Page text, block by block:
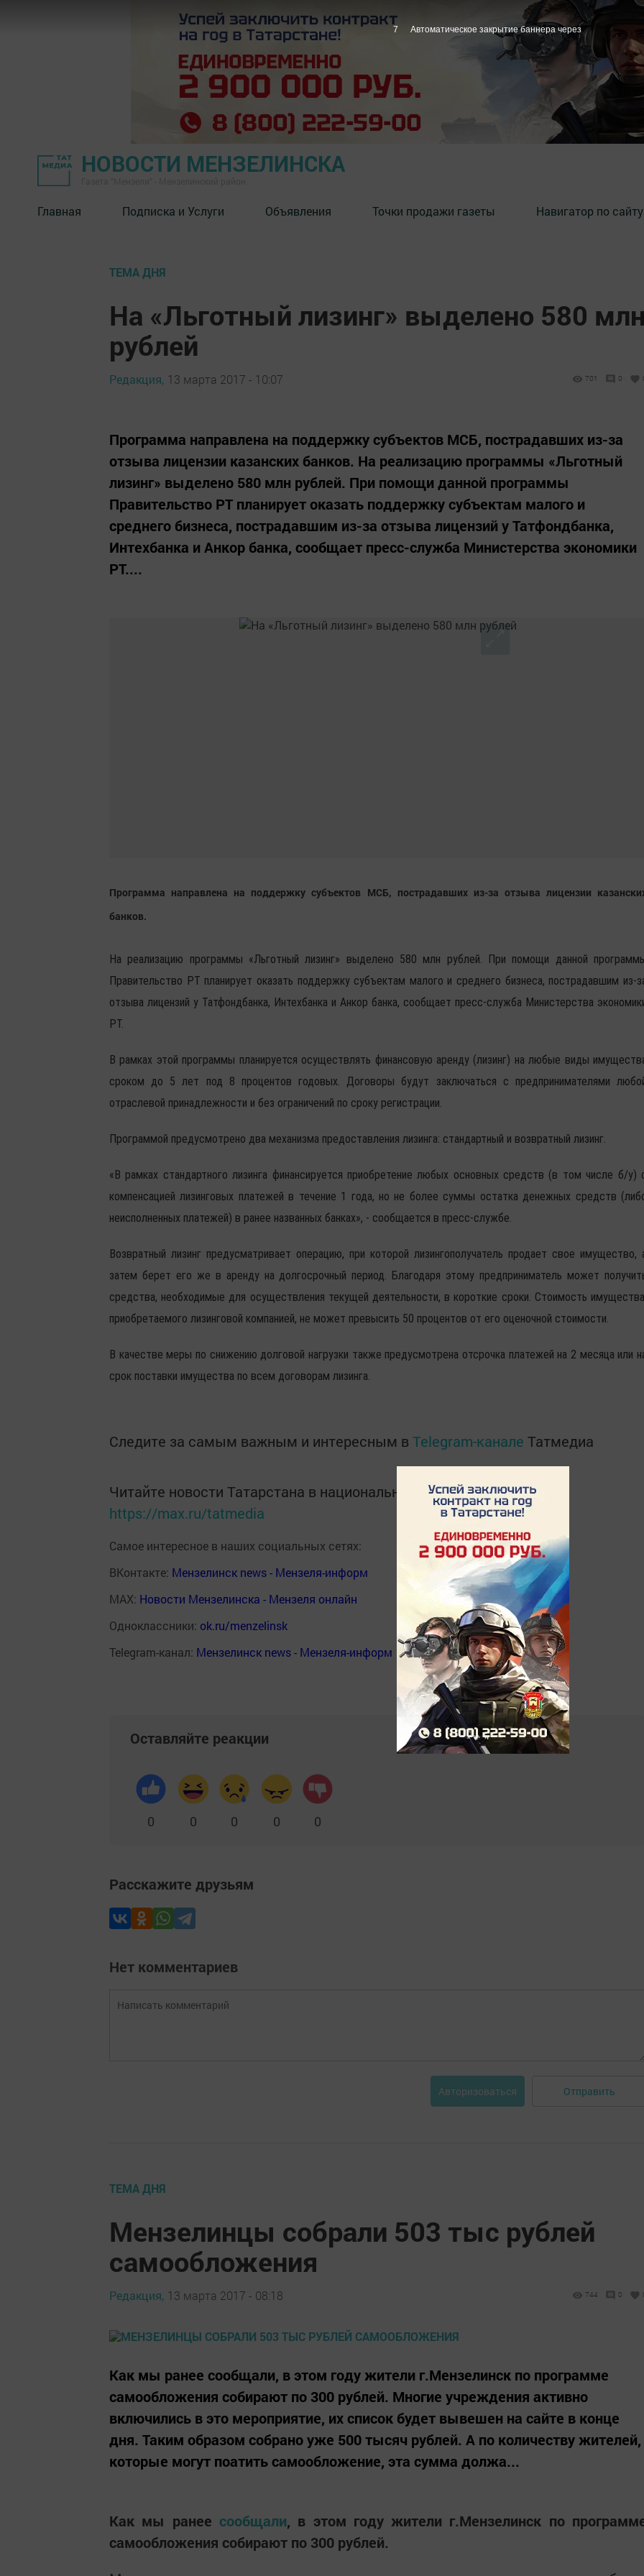
НОВОСТИ МЕНЗЕЛИНСКА
Главная Подписка и Услуги Объявления Точки продажи газеты Навигатор по сайту
ТЕМА ДНЯ
На «Льготный лизинг» выделено 580
рублей
Редакция, 13 марта 2017 - 10:07 701 0
Программа направлена на поддержку субъектов МСБ, пострадавших из-за
отзыва лицензии казанских банков. На реализацию программы «Льготный
лизинг» выделено 580 млн рублей. При помощи данной программы
Правительство РТ планирует оказать поддержку субъектам малого и
среднего бизнеса, пострадавшим из-за отзыва лицензий у Татфондбанка,
Интехбанка и Анкор банка, сообщает пресс-служба Министерства экономики
РТ....
Программа направлена на поддержку субъектов МСБ, пострадавших из-за отзыва лицензии
банков.
На реализацию программы «Льготный лизинг» выделено 580 млн рублей. При помощи данной
Правительство РТ планирует оказать поддержку субъектам малого и среднего бизнеса, пострадавшим из-
отзыва лицензий у Татфондбанка, Интехбанка и Анкор банка, сообщает пресс-служба Министерства
РТ.
В рамках этой программы планируется осуществлять финансовую аренду (лизинг) на любые виды
сроком до 5 лет под 8 процентов годовых. Договоры будут заключаться с предпринимателями
отраслевой принадлежности и без ограничений по сроку регистрации.
Программой предусмотрено два механизма предоставления лизинга: стандартный и возвратный лизинг.
«В рамках стандартного лизинга финансируется приобретение любых основных средств (в том числе б/у)
компенсацией лизинговых платежей в течение 1 года, но не более суммы остатка денежных средств
неисполненных платежей) в ранее названных банках», - сообщается в пресс-службе.
Возвратный лизинг предусматривает операцию, при которой лизингополучатель продает свое имущество,
затем берет его же в аренду на долгосрочный период. Благодаря этому предприниматель может
средства, необходимые для осуществления текущей деятельности, в короткие сроки. Стоимость
приобретаемого лизинговой компанией, не может превысить 50 процентов от его оценочной стоимости.
В качестве меры по снижению долговой нагрузки также предусмотрена отсрочка платежей на 2 месяца или
срок поставки имущества по всем договорам лизинга.
Следите за самым важным и интересным в Telegram-канале Татмедиа
Читайте новости Татарстана в национальном мессенджере MАХ:
https://max.ru/tatmedia
Самое интересное в наших социальных сетях:
ВКонтакте: Мензелинск news - Мензеля-информ
MAX: Новости Мензелинска - Мензеля онлайн
Одноклассники: ok.ru/menzelinsk
Telegram-канал: Мензелинск news - Мензеля-информ
Оставляйте реакции
0 0 0 0 0
Расскажите друзьям
Нет комментариев
Авторизоваться Отправить
ТЕМА ДНЯ
Мензелинцы собрали 503 тыс рублей
самообложения
Редакция, 13 марта 2017 - 08:18 744 0
Как мы ранее сообщали, в этом году жители г.Мензелинск по программе
самообложения собирают по 300 рублей. Многие учреждения активно
включились в это мероприятие, их список будет вывешен на сайте в конце
дня. Таким образом собрано уже 500 тысяч рублей. А по количеству жителей,
которые могут поатить самообложение, эта сумма должа...
Как мы ранее сообщали, в этом году жители г.Мензелинск по
самообложения собирают по 300 рублей.
6 Автоматическое закрытие баннера через